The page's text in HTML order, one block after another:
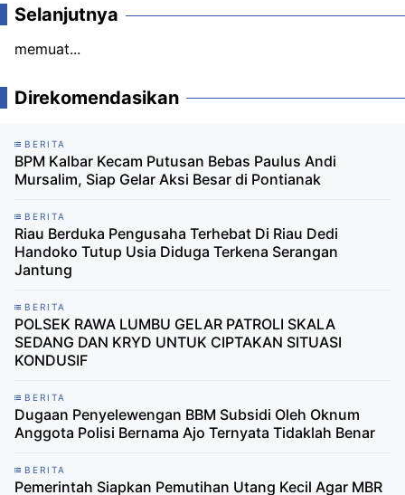
Selanjutnya
memuat...
Direkomendasikan
BERITA
BPM Kalbar Kecam Putusan Bebas Paulus Andi
Mursalim, Siap Gelar Aksi Besar di Pontianak
BERITA
Riau Berduka Pengusaha Terhebat Di Riau Dedi
Handoko Tutup Usia Diduga Terkena Serangan
Jantung
BERITA
POLSEK RAWA LUMBU GELAR PATROLI SKALA
SEDANG DAN KRYD UNTUK CIPTAKAN SITUASI
KONDUSIF
BERITA
Dugaan Penyelewengan BBM Subsidi Oleh Oknum
Anggota Polisi Bernama Ajo Ternyata Tidaklah Benar
BERITA
Pemerintah Siapkan Pemutihan Utang Kecil Agar MBR